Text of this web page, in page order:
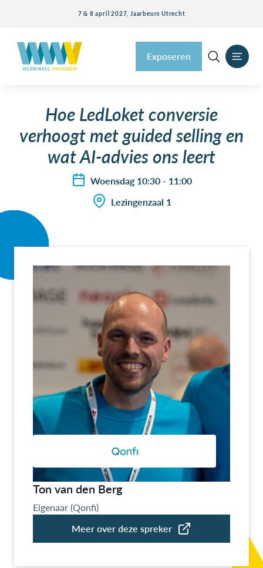
7 & 8 april 2027, Jaarbeurs Utrecht
Exposeren
Hoe LedLoket conversie
verhoogt met guided selling en
wat AI-advies ons leert
Woensdag 10:30 - 11:00
Lezingenzaal 1